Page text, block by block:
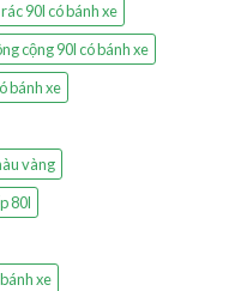
90l có bánh xe
cộng 90l có bánh xe
bánh xe
vàng
80l
xe